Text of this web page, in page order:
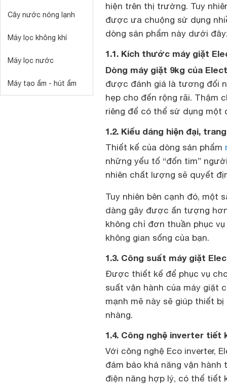
Cây nước nóng lạnh
Máy lọc không khí
Máy lọc nước
Máy tạo ẩm - hút ẩm
hiện trên thị trường. Tuy
được ưa chuộng sử dụng
dòng sản phẩm này dưới
1.1. Kích thước máy giặt
Dòng máy giặt 9kg của
được đánh giá là tương đối
hẹp cho đến rộng rãi. Thậm
riêng để có thể sử dụng một
1.2. Kiểu dáng hiện đại,
Thiết kế của dòng sản phẩm
những yếu tố “đốn tim”
nhiên chất lượng sẽ quyết
Tuy nhiên bên cạnh đó, một
dàng gây được ấn tượng
không chỉ đơn thuần phục
không gian sống của bạn.
1.3. Công suất máy giặt
Được thiết kế để phục vụ
suất vận hành của máy giặt
mạnh mẽ này sẽ giúp thiết
nhàng.
1.4. Công nghệ inverter tiết
Với công nghệ Eco inverter,
đảm bảo khả năng vận
điện năng hợp lý, có thể tiết